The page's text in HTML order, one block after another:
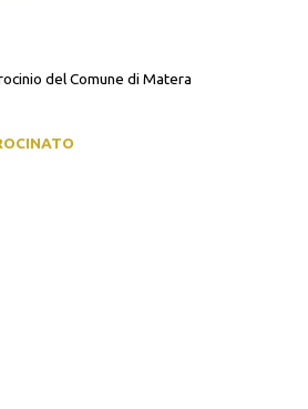
del Comune di Matera